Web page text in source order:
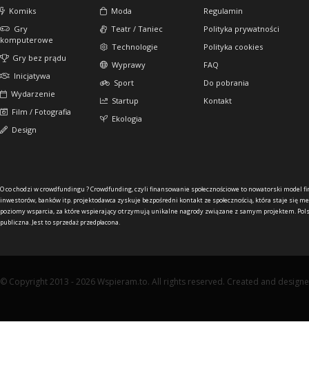
Komiks
Gry
komputerowe
Gry bez prądu
Inicjatywa
Wydarzenie
Film / Fotografia
Design
Moda
Teatr / Taniec
Technologie
Wyprawy
Sport
Startup
Ekologia
Regulamin
Polityka prywatności
Polityka cookies
FAQ
Do pobrania
Kontakt
O co chodzi w crowdfundingu ?Crowdfunding, czyli finansowanie społecznościowe to nowatorski model
inwestorów, banków itp. projektodawca zyskuje bezpośredni kontakt ze społecznością, która staje się
poziomy wsparcia, za które wspierający otrzymują unikalne nagrody związane z samym projektem.
publiczna. Jest to sprzedaż przedpłacona.
© Copyright 2013 - 2026 Wspieram.to. All rights reserved. Created and